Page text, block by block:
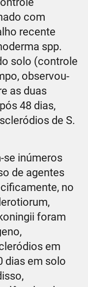
com
recente
spp.
solo (controle
observou-
as duas
48 dias,
de S.
se inúmeros
de agentes
no
foram
em
dias em solo